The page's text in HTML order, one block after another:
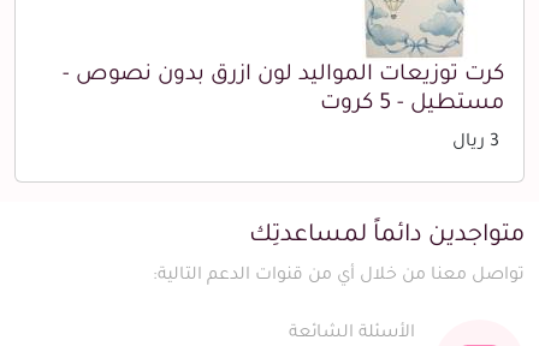
كرت توزيعات المواليد لون ازرق بدون نصوص -
مستطيل - 5 كروت
3 ريال
متواجدين دائماً لمساعدتِك
تواصل معنا من خلال أي من قنوات الدعم التالية:
الأسئلة الشائعة